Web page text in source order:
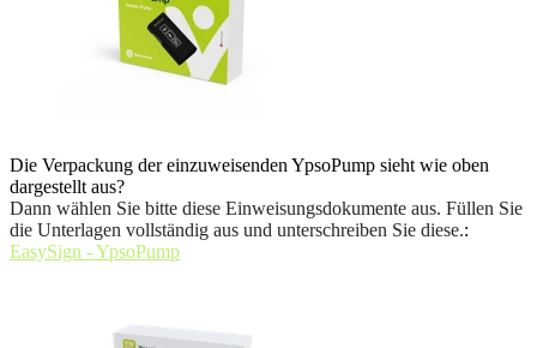
Die Verpackung der einzuweisenden YpsoPump sieht wie oben
dargestellt aus?
Dann wählen Sie bitte diese Einweisungsdokumente aus. Füllen Sie
die Unterlagen vollständig aus und unterschreiben Sie diese.:
EasySign - YpsoPump